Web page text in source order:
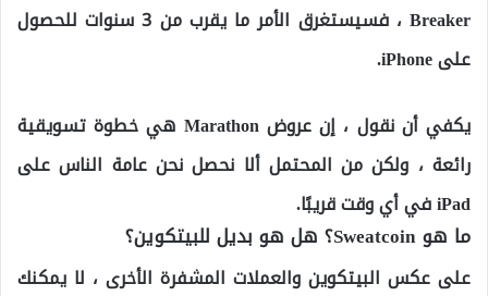
Breaker ، فسيستغرق الأمر ما يقرب من 3 سنوات للحصول
على iPhone.
يكفي أن نقول ، إن عروض Marathon هي خطوة تسويقية
رائعة ، ولكن من المحتمل ألا نحصل نحن عامة الناس على
iPad في أي وقت قريبًا.
ما هو Sweatcoin؟ هل هو بديل للبيتكوين؟
على عكس البيتكوين والعملات المشفرة الأخرى ، لا يمكنك